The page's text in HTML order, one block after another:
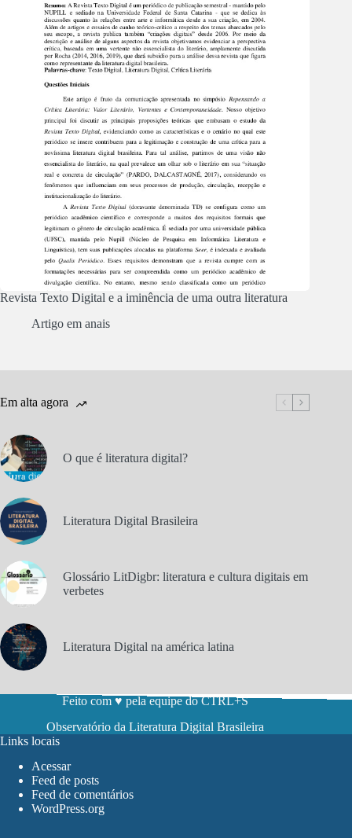
Revista Texto Digital e a iminência de uma outra literatura
Artigo em anais
Em alta agora
O que é literatura digital?
Literatura Digital Brasileira
Glossário LitDigbr: literatura e cultura digitais em
verbetes
Literatura Digital na américa latina
Feito com ♥ pela equipe do CTRL+S
Observatório da Literatura Digital Brasileira
Links locais
Acessar
Feed de posts
Feed de comentários
WordPress.org